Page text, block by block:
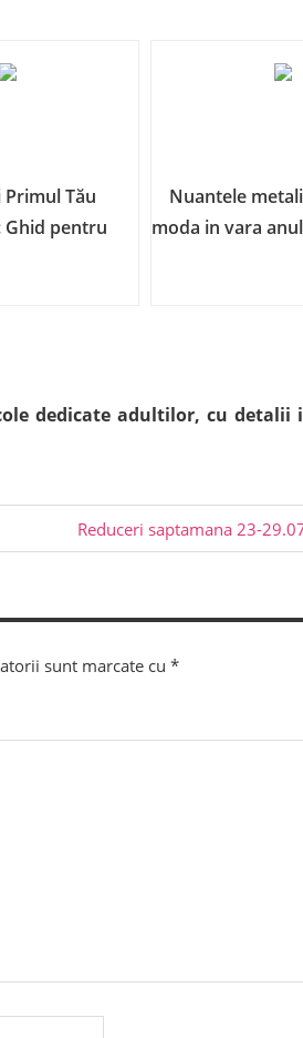
Primul Tău
Ghid pentru
Nuantele
moda in vara
dedicate adultilor, cu detalii
Next
Post:
Reduceri saptamana 23-
sunt marcate cu *